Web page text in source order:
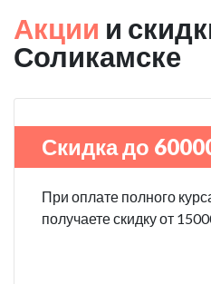
Акции и
Соликамске
Скидка до
При оплате полного
получаете скидку от